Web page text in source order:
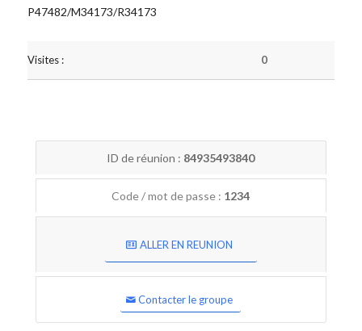
P47482/M34173/R34173
Visites : 0
ID de réunion : 84935493840
Code / mot de passe : 1234
ALLER EN REUNION
Contacter le groupe